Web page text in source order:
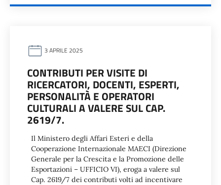
3 APRILE 2025
CONTRIBUTI PER VISITE DI
RICERCATORI, DOCENTI, ESPERTI,
PERSONALITÀ E OPERATORI
CULTURALI A VALERE SUL CAP.
2619/7.
Il Ministero degli Affari Esteri e della
Cooperazione Internazionale MAECI (Direzione
Generale per la Crescita e la Promozione delle
Esportazioni – UFFICIO VI), eroga a valere sul
Cap. 2619/7 dei contributi volti ad incentivare